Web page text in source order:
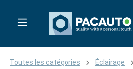
Toutes les catégories Éclairage